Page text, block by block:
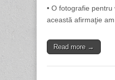
• O fotografie
această afirmaţie
Read more →